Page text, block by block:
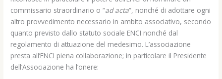
commissario straordinario o “ad acta“, nonché di adottare ogni
altro provvedimento necessario in ambito associativo, secondo
quanto previsto dallo statuto sociale ENCI nonché dal
regolamento di attuazione del medesimo. L’associazione
presta all’ENCI piena collaborazione; in particolare il Presidente
dell’Associazione ha l’onere: